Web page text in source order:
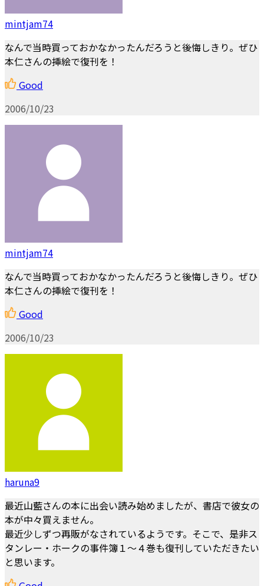
mintjam74
なんで当時買っておかなかったんだろうと後悔しきり。ぜひ
本仁さんの挿絵で復刊を！
Good
2006/10/23
mintjam74
なんで当時買っておかなかったんだろうと後悔しきり。ぜひ
本仁さんの挿絵で復刊を！
Good
2006/10/23
haruna9
最近山藍さんの本に出会い読み始めましたが、書店で彼女の
本が中々買えません。
最近少しずつ再販がなされているようです。そこで、是非ス
タンレー・ホークの事件簿１～４巻も復刊していただきたい
と思います。